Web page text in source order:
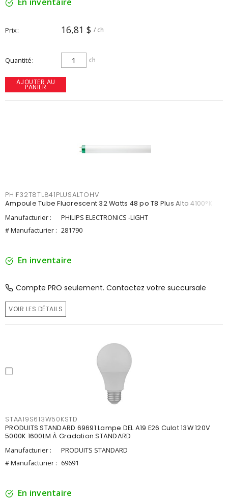
Prix 16,81 $ / ch
Quantité ch
AJOUTER AU
PANIER
PHIF32T8TL841PLUSALTOHV
Ampoule Tube Fluorescent 32 Watts 48 po T8 Plus Alto 4100°K
Manufacturier :
PHILIPS ELECTRONICS -LIGHT
# Manufacturier : 281790
En inventaire
Compte PRO seulement. Contactez votre succursale
VOIR LES DÉTAILS
STAA19S613W50KSTD
PRODUITS STANDARD 69691 Lampe DEL A19 E26 Culot 13W 120V
5000K 1600LM À Gradation STANDARD
Manufacturier :
PRODUITS STANDARD
# Manufacturier : 69691
En inventaire